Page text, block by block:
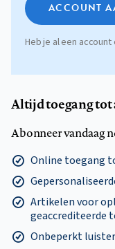
ACCOUNT
Heb je al een
Altijd toegang tot
Abonneer vandaag
Online toegang
Artikelen voor
geaccrediteerde
Onbeperkt